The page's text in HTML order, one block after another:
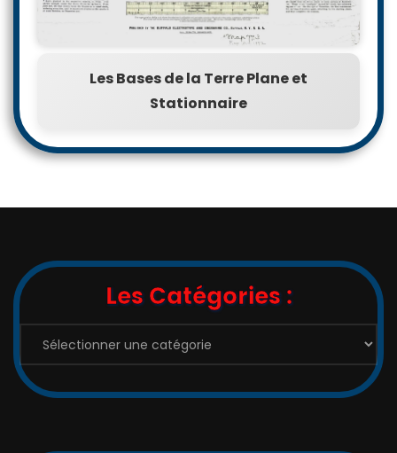
Les Bases de la Terre Plane et
Stationnaire
Les Catégories :
Catégories